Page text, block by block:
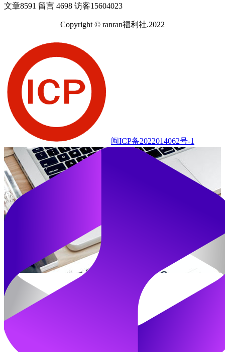
文章8591 留言 4698 访客15604023
Copyright © ranran福利社.2022
闽ICP备2022014062号-1